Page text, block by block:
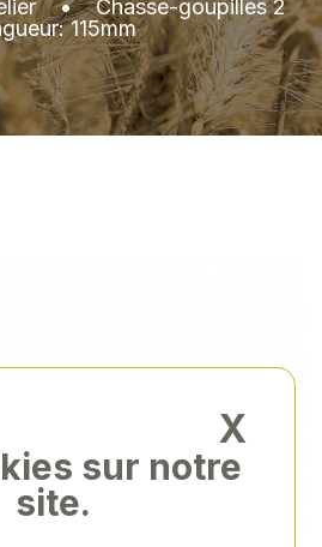
•Chasse-goupilles 2
115mm
X
sur notre
site.